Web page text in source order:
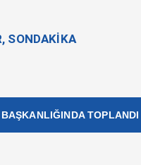
SONDAKİKA
TOPLANDI …2026